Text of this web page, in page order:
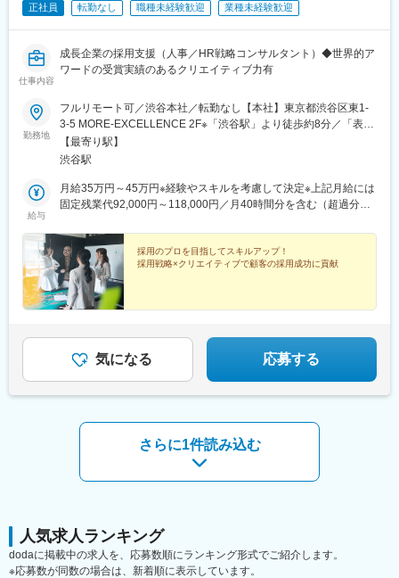
念公園駅、富木駅、池田駅(大阪府)、南ウッディタウン駅、三田駅
県庁通り駅、矢賀駅、下祇園駅、宇品三丁目駅、楽々園駅、比治
山下駅、南岩国駅、周防花岡駅、柳井駅、今治駅、御井駅、平和
駅、小倉駅(福岡県)、熊西駅、スペースワールド駅、原田駅(福岡
県)、橋本駅(福岡県)、唐人町駅、天神駅、鳥栖駅、道ノ尾駅、長
崎駅(長崎県)、神泉駅、新宿駅(東京メトロ)、東銀座駅、奥沢駅、
長堀橋駅、本川越駅、新越谷駅、市川真間駅、船橋駅、京成稲毛
駅、東海神駅、京王八王子駅、つつじケ丘駅、府中競馬正門前
駅、御徒町駅、新豊洲駅、西太子堂駅、武蔵溝ノ口駅、京急川崎
駅、石上駅、江端駅、加納駅(岐阜県)、各務ケ原駅、津島駅、ドー
駅、城下駅(岡山県)、宇品四丁目駅、段原一丁目駅、祇園駅(福岡
県)、西黒崎駅、長崎駅前駅、新宿駅、有楽町駅、四ツ橋駅、府中
本町駅、上野広小路駅、越前花堂駅、茶所駅、ドーム前千代崎
駅、花田口駅、県庁前駅(兵庫県)、郵便局前駅、宇品二丁目駅、比
治山橋駅、旦過駅、天神南駅、五島町駅
正社員 転勤なし 職種未経験歓迎 業種未経験歓迎
仕事内容
成長企業の採用支援（人事／HR戦略コンサルタント）◆世界的ア
ワードの受賞実績のあるクリエイティブ力有
勤務地
フルリモート可／渋谷本社／転勤なし【本社】東京都渋谷区東1-
3-5 MORE-EXCELLENCE 2F※「渋谷駅」より徒歩約8分／「表参
道駅」より徒歩約10分
【最寄り駅】
渋谷駅
給与
月給35万円～45万円※経験やスキルを考慮して決定※上記月給には
固定残業代92,000円～118,000円／月40時間分を含む（超過分は
採用のプロを目指してスキルアップ！
採用戦略×クリエイティブで顧客の採用成功に貢献
気になる 応募する
さらに1件読み込む
人気求人ランキング
dodaに掲載中の求人を、応募数順にランキング形式でご紹介します。
※応募数が同数の場合は、新着順に表示しています。